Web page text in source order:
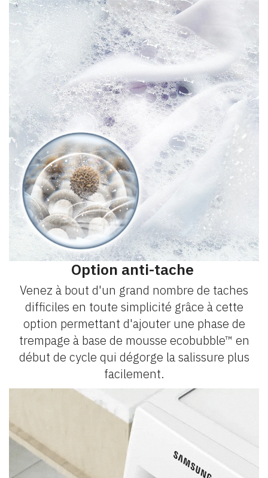
Option anti-tache
Venez à bout d'un grand nombre de taches
difficiles en toute simplicité grâce à cette
option permettant d'ajouter une phase de
trempage à base de mousse ecobubble™ en
début de cycle qui dégorge la salissure plus
facilement.